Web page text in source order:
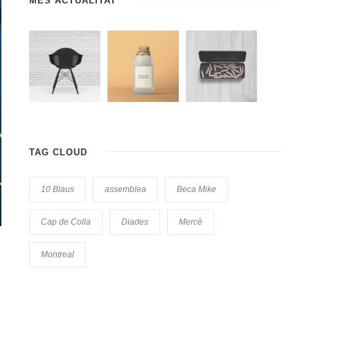
TAG CLOUD
10 Blaus assemblea Beca Mike
Cap de Colla Diades Mercè
Montreal